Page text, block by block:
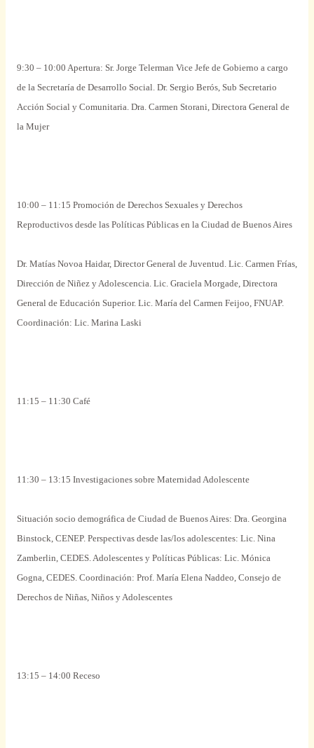
9:30 – 10:00 Apertura: Sr. Jorge Telerman ViceJefe de Gobierno a cargo
de la Secretaría de Desarrollo Social. Dr. Sergio Berós, Sub Secretario
Acción Social y Comunitaria. Dra. Carmen Storani, Directora General de
la Mujer
10:00 – 11:15 Promoción de Derechos Sexualesy Derechos
Reproductivos desdelas PolíticasPúblicas en la Ciudad de Buenos Aires
Dr. Matías Novoa Haidar, DirectorGeneral de Juventud. Lic. Carmen Frías,
Dirección de Niñez y Adolescencia. Lic. Graciela Morgade, Directora
General de Educación Superior. Lic. María del Carmen Feijoo, FNUAP.
Coordinación: Lic. MarinaLaski
11:15 – 11:30 Café
11:30 – 13:15 Investigaciones sobreMaternidad Adolescente
Situación socio demográfica de Ciudad de Buenos Aires: Dra. Georgina
Binstock, CENEP. Perspectivas desdelas/los adolescentes: Lic. Nina
Zamberlin, CEDES.Adolescentesy PolíticasPúblicas: Lic. Mónica
Gogna, CEDES. Coordinación: Prof. María Elena Naddeo, Consejo de
Derechos de Niñas, Niños yAdolescentes
13:15 – 14:00 Receso